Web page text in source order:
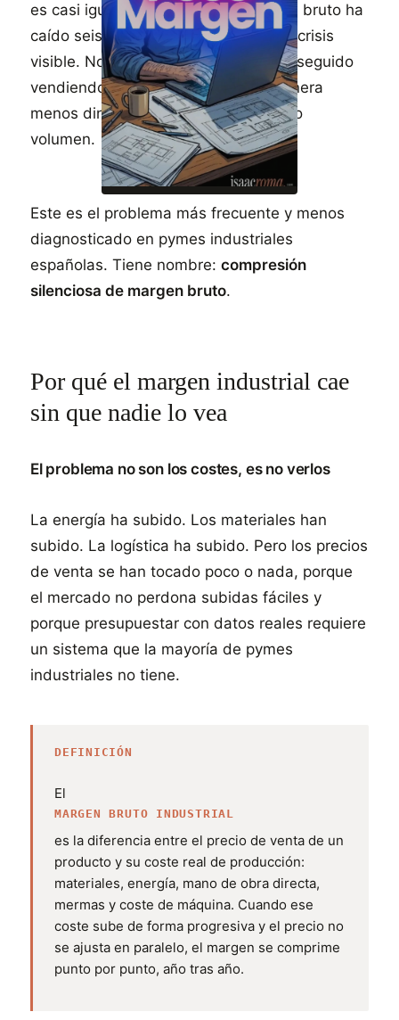
es casi igual. Sin embargo, el margen bruto ha
caído seis puntos. No ha habido una crisis
visible. No has perdido clientes. Has seguido
vendiendo. Y aun así, la empresa genera
menos dinero que antes con el mismo
volumen.
Este es el problema más frecuente y menos
diagnosticado en pymes industriales
españolas. Tiene nombre: compresión
silenciosa de margen bruto.
Por qué el margen industrial cae
sin que nadie lo vea
El problema no son los costes, es no verlos
La energía ha subido. Los materiales han
subido. La logística ha subido. Pero los precios
de venta se han tocado poco o nada, porque
el mercado no perdona subidas fáciles y
porque presupuestar con datos reales requiere
un sistema que la mayoría de pymes
industriales no tiene.
DEFINICIÓN
El
MARGEN BRUTO INDUSTRIAL
es la diferencia entre el precio de venta de un
producto y su coste real de producción:
materiales, energía, mano de obra directa,
mermas y coste de máquina. Cuando ese
coste sube de forma progresiva y el precio no
se ajusta en paralelo, el margen se comprime
punto por punto, año tras año.